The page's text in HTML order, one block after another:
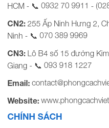
HCM - 📞 0932 70 9911 -
CN2: 255 Ấp Ninh Hưng 2,
Ninh - 📞 070 389 9969
CN3: Lô B4 số 15 đường
Giang - 📞 093 918 1227
Email:
Website:
CHÍNH SÁCH